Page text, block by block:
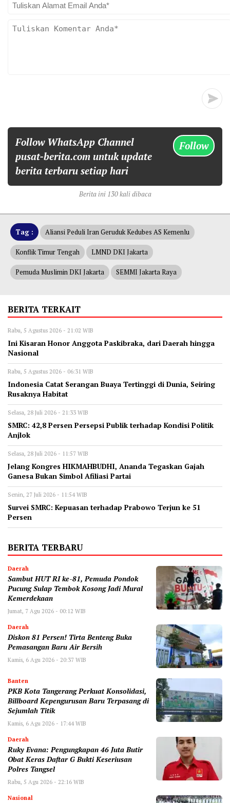
Follow WhatsApp Channel
pusat-berita.com untuk update
berita terbaru setiap hari
Follow
Berita ini 130 kali dibaca
Tag : ‎Aliansi Peduli Iran Geruduk Kedubes AS Kemenlu
Konflik Timur Tengah LMND DKI Jakarta
Pemuda Muslimin DKI Jakarta SEMMI Jakarta Raya
BERITA TERKAIT
Rabu, 5 Agustus 2026 - 21:02 WIB
Ini Kisaran Honor Anggota Paskibraka, dari Daerah hingga
Nasional
Rabu, 5 Agustus 2026 - 06:31 WIB
Indonesia Catat Serangan Buaya Tertinggi di Dunia, Seiring
Rusaknya Habitat
Selasa, 28 Juli 2026 - 21:33 WIB
‎SMRC: 42,8 Persen Persepsi Publik terhadap Kondisi Politik
Anjlok
Selasa, 28 Juli 2026 - 11:57 WIB
‎Jelang Kongres HIKMAHBUDHI, Ananda Tegaskan Gajah
Ganesa Bukan Simbol Afiliasi Partai
Senin, 27 Juli 2026 - 11:54 WIB
‎Survei SMRC: Kepuasan terhadap Prabowo Terjun ke 51
Persen
BERITA TERBARU
Daerah
Sambut HUT RI ke-81, Pemuda Pondok
Pucung Sulap Tembok Kosong Jadi Mural
Kemerdekaan
Jumat, 7 Agu 2026 - 00:12 WIB
Daerah
Diskon 81 Persen! Tirta Benteng Buka
Pemasangan Baru Air Bersih
Kamis, 6 Agu 2026 - 20:37 WIB
Banten
‎PKB Kota Tangerang Perkuat Konsolidasi,
Billboard Kepengurusan Baru Terpasang di
Sejumlah Titik ‎
Kamis, 6 Agu 2026 - 17:44 WIB
Daerah
‎Ruky Evana: Pengungkapan 46 Juta Butir
Obat Keras Daftar G Bukti Keseriusan
Polres Tangsel
Rabu, 5 Agu 2026 - 22:16 WIB
Nasional